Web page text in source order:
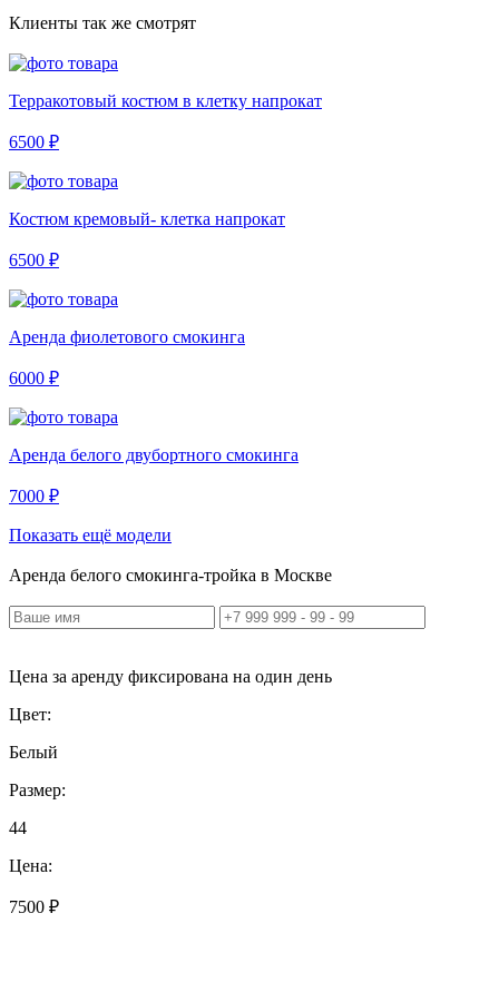
Клиенты так же смотрят
Терракотовый костюм в клетку напрокат
6500 ₽
Костюм кремовый- клетка напрокат
6500 ₽
Аренда фиолетового смокинга
6000 ₽
Аренда белого двубортного смокинга
7000 ₽
Показать ещё модели
Аренда белого смокинга-тройка в Москве
Цена за аренду фиксирована на один день
Цвет:
Белый
Размер:
44
Цена:
7500 ₽